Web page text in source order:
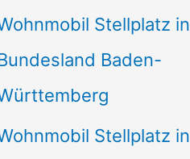
Stellplatz in
Baden-
Stellplatz in